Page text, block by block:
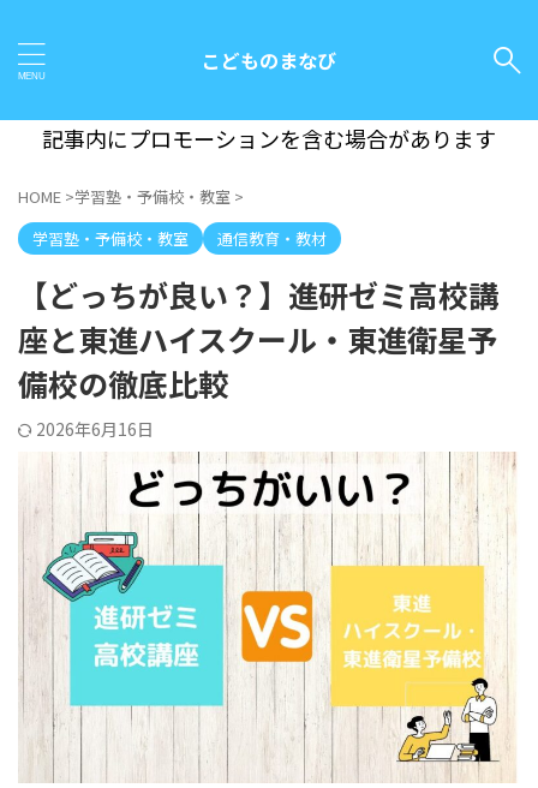
こどものまなび
記事内にプロモーションを含む場合があります
HOME >学習塾・予備校・教室 >
学習塾・予備校・教室
通信教育・教材
【どっちが良い？】進研ゼミ高校講
座と東進ハイスクール・東進衛星予
備校の徹底比較
2026年6月16日